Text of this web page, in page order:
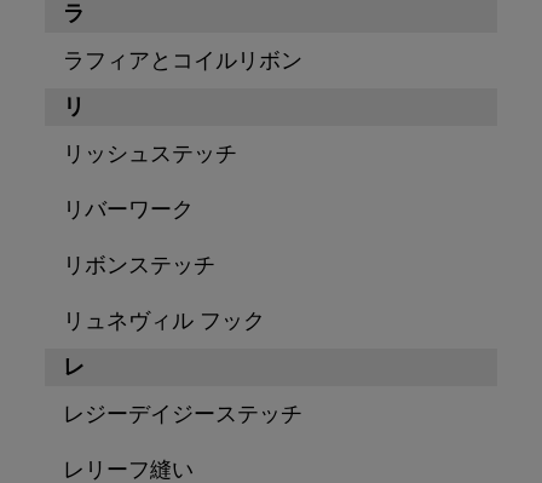
ラ
ラフィアとコイルリボン
リ
リッシュステッチ
リバーワーク
リボンステッチ
リュネヴィル フック
レ
レジーデイジーステッチ
レリーフ縫い